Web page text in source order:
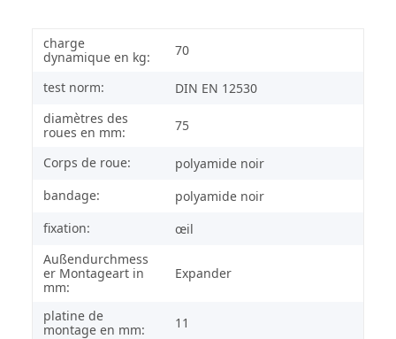
charge
dynamique en kg:
70
test norm:
DIN EN 12530
diamètres des
roues en mm:
75
Corps de roue:
polyamide noir
bandage:
polyamide noir
fixation:
œil
Außendurchmess
er Montageart in
mm:
Expander
platine de
montage en mm:
11